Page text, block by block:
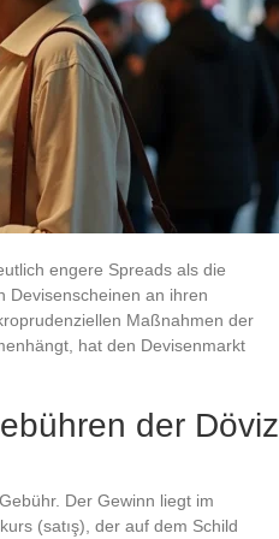
engere Spreads als die
Devisenscheinen an ihren
Maßnahmen der
hat den Devisenmarkt
der Döviz
Der Gewinn liegt im
(satış), der auf dem Schild